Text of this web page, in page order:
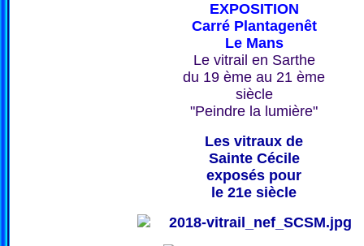
EXPOSITION
Carré Plantagenêt
Le Mans
Le vitrail en Sarthe
du 19 ème au 21 ème
siècle
"Peindre la lumière"
Les vitraux de
Sainte Cécile
exposés pour
le 21e siècle